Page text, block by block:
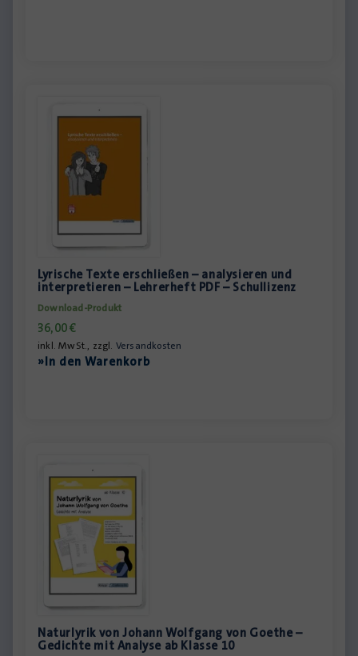
Lyrische Texte erschließen – analysieren und
interpretieren – Lehrerheft PDF – Schullizenz
Download-Produkt
36,00€
inkl. MwSt., zzgl. Versandkosten
»In den Warenkorb
Naturlyrik von Johann Wolfgang von Goethe –
Gedichte mit Analyse ab Klasse 10